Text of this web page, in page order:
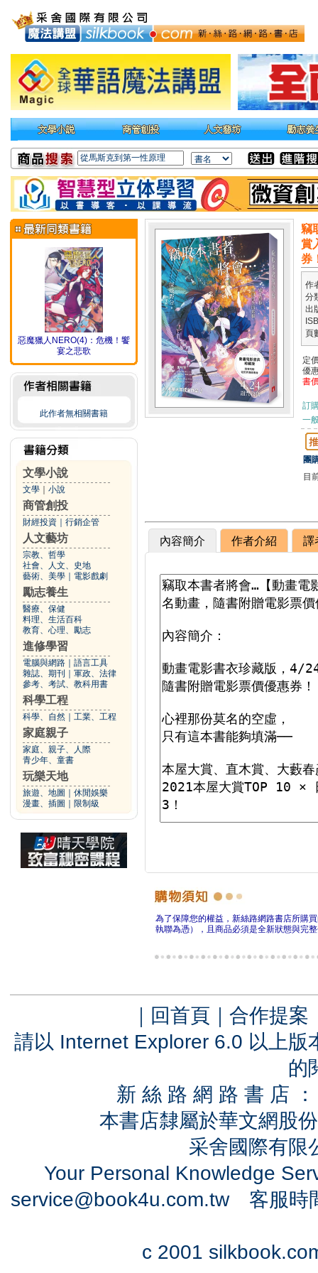
惡魔獵人NERO(4)：危機！饗
宴之悲歌
此作者無相關書籍
文學小說
文學 小說
商管創投
財經投資 行銷企管
人文藝坊
宗教、哲學
社會、人文、史地
藝術、美學
電影戲劇
勵志養生
醫療、保健
料理、生活百科
教育、心理、勵志
進修學習
電腦與網路
語言工具
雜誌、期刊
軍政、法律
參考、考試、教科用書
科學工程
科學、自然 工業、工程
家庭親子
家庭、親子、人際
青少年、童書
玩樂天地
旅遊、地圖
休閒娛樂
漫畫、插圖
限制級
竊
賞
券
作
分
出
頁
定
優
書
訂
一
團
目
內容簡介 作者介紹 譯
為了保障您的權益，新絲路網路書店所購
執聯為憑），且商品必須是全新狀態與完
｜ 回首頁 ｜ 合作提案
請以 Internet Explorer 6.0 以上
的
新 絲 路 網 路 書 店
本書店隸屬於華文網股
采舍國際有
Your Personal Knowledge
service@book4u.com.tw客服時
c 2001